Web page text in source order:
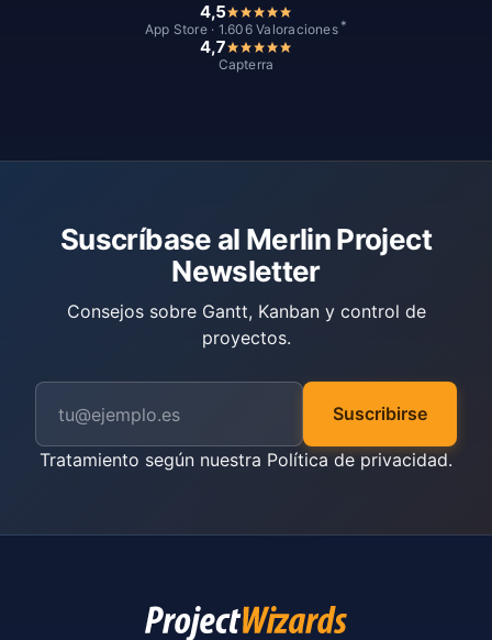
4,5
App Store · 1.606 Valoraciones *
4,7
Capterra
Suscríbase al Merlin Project
Newsletter
Consejos sobre Gantt, Kanban y control de
proyectos.
Suscribirse
Tratamiento según nuestra Política de privacidad.